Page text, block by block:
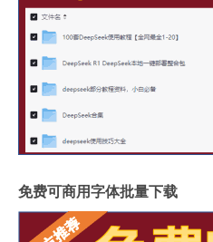
免费可商用字体批量下载